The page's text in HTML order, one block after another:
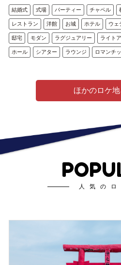
結婚式 式場 パーティー チャペル
レストラン 洋館 お城 ホテル ウェ
邸宅 モダン ラグジュアリー ライト
ホール シアター ラウンジ ロマンチ
ほかのロケ
人気のロ